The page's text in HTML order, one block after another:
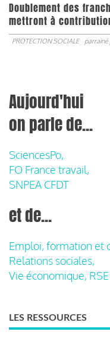
Doublement des
mettront à
PROTECTION SOCIALE parrainé
Aujourd'hui
on parle de...
SciencesPo,
FO France travail,
SNPEA CFDT
et de...
Emploi, formation et
Relations sociales,
Vie économique,
LES RESSOURCES